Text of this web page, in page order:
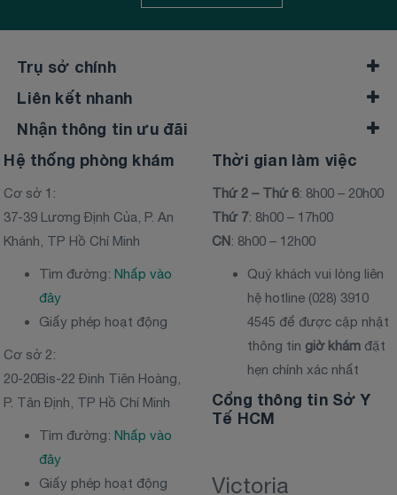
Trụ sở chính
Liên kết nhanh
Nhận thông tin ưu đãi
Hệ thống phòng khám
Cơ sở 1:
37-39 Lương Định Của, P. An
Khánh, TP Hồ Chí Minh
Tìm đường:Nhấp vào
đây
Giấy phép hoạt động
Cơ sở 2:
20-20Bis-22 Đinh Tiên Hoàng,
P. Tân Định, TP Hồ Chí Minh
Tìm đường:Nhấp vào
đây
Giấy phép hoạt động
Thời gian làm việc
Thứ 2 – Thứ 6: 8h00 – 20h00
Thứ 7: 8h00 – 17h00
CN: 8h00 – 12h00
Quý khách vui lòng liên
hệ hotline (028) 3910
4545 để được cập nhật
thông tin giờ khám đặt
hẹn chính xác nhất
Cổng thông tin Sở Y
Tế HCM
Victoria